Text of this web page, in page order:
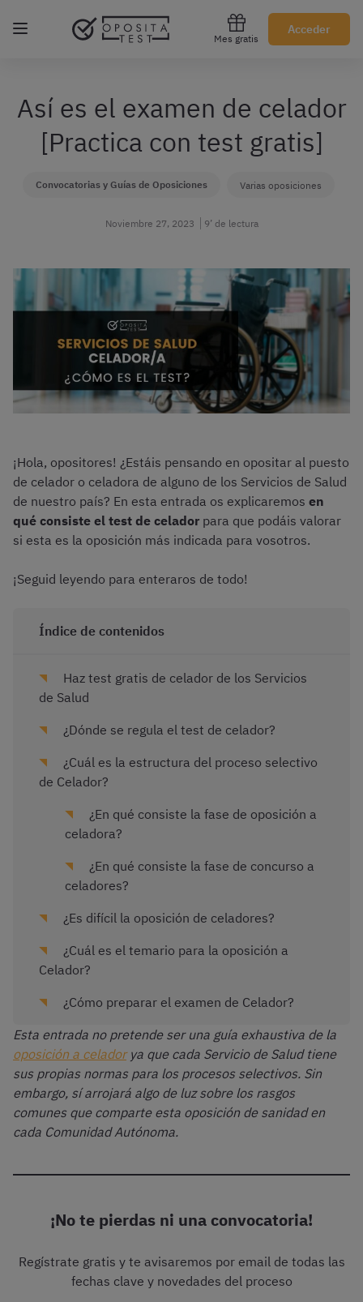
Mes gratis
Acceder
Regístrate gratis
Así es el examen de celador
[Practica con test gratis]
Convocatorias y Guías de Oposiciones Varias oposiciones
Noviembre 27, 2023 9’ de lectura
¡Hola, opositores! ¿Estáis pensando en opositar al puesto
de celador o celadora de alguno de los Servicios de Salud
de nuestro país? En esta entrada os explicaremos en
qué consiste el test de celador para que podáis valorar
si esta es la oposición más indicada para vosotros.
¡Seguid leyendo para enteraros de todo!
Índice de contenidos
Haz test gratis de celador de los Servicios
de Salud
¿Dónde se regula el test de celador?
¿Cuál es la estructura del proceso selectivo
de Celador?
¿En qué consiste la fase de oposición a
celadora?
¿En qué consiste la fase de concurso a
celadores?
¿Es difícil la oposición de celadores?
¿Cuál es el temario para la oposición a
Celador?
¿Cómo preparar el examen de Celador?
Esta entrada no pretende ser una guía exhaustiva de la
oposición a celadorya que cada Servicio de Salud tiene
sus propias normas para los procesos selectivos. Sin
embargo, sí arrojará algo de luz sobre los rasgos
comunes que comparte esta oposición de sanidad en
cada Comunidad Autónoma.
¡No te pierdas ni una convocatoria!
Regístrate gratis y te avisaremos por email de todas las
fechas clave y novedades del proceso